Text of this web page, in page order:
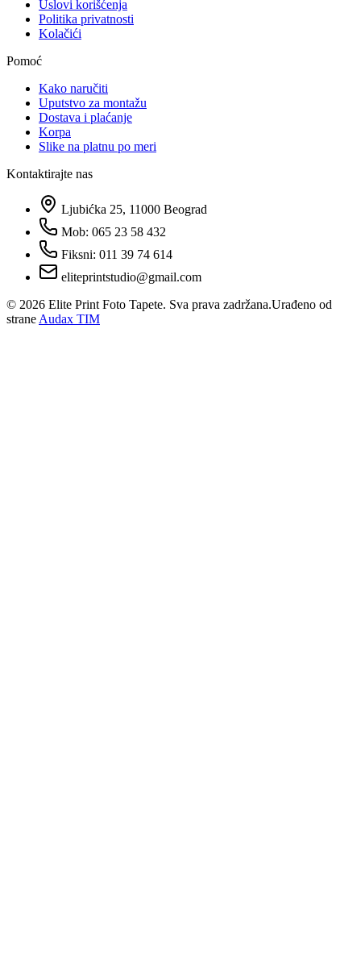
Uslovi korišćenja
Politika privatnosti
Kolačići
Pomoć
Kako naručiti
Uputstvo za montažu
Dostava i plaćanje
Korpa
Slike na platnu po meri
Kontaktirajte nas
Ljubićka 25, 11000 Beograd
Mob: 065 23 58 432
Fiksni: 011 39 74 614
eliteprintstudio@gmail.com
© 2026 Elite Print Foto Tapete. Sva prava zadržana.Urađeno od
strane Audax TIM